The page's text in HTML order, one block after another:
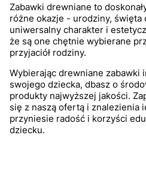
Zabawki drewniane to
różne okazje - urodziny, święta
uniwersalny charakter i
że są one chętnie wybierane
przyjaciół rodziny.
Wybierając drewniane zabawki
swojego dziecka, dbasz o
produkty najwyższej jakości.
się z naszą ofertą i znalezienia
przyniesie radość i korzyści
dziecku.